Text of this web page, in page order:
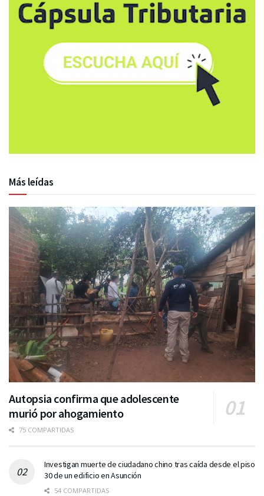
Más leídas
Autopsia confirma que adolescente
murió por ahogamiento
75 COMPARTIDAS
Investigan muerte de ciudadano chino tras caída desde el piso
30 de un edificio en Asunción
54 COMPARTIDAS